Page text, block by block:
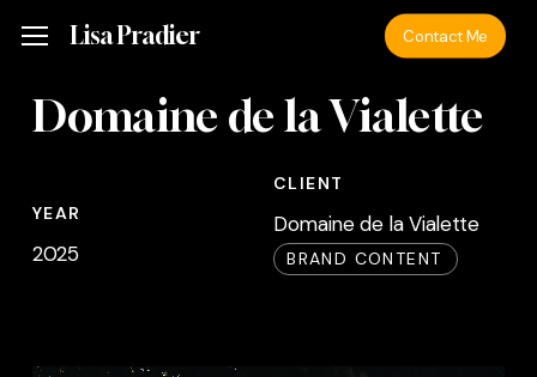
content
MenuLisa Pradier Contact Me
Domaine de la Vialette
YEAR
2025
CLIENT
Domaine de la Vialette
BRAND CONTENT